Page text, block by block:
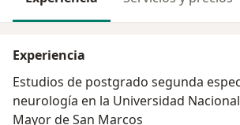
Experiencia
Estudios de postgrado segunda
neurología en la Universidad Nacional
Mayor de San Marcos